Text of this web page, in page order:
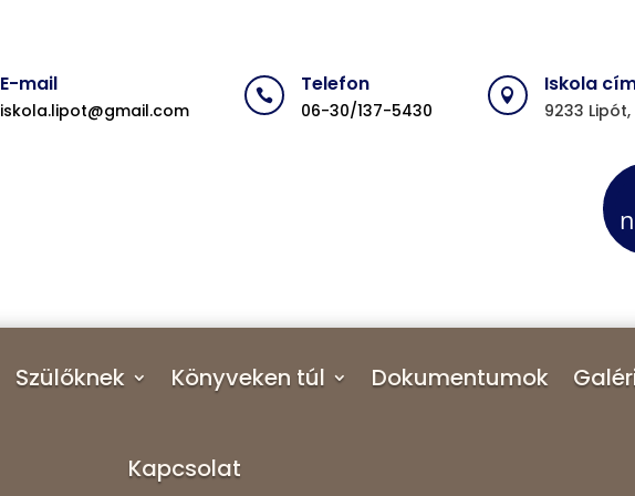
E-mail
iskola.lipot@gmail.com
 Telefon
06-30/137-5430
 Iskola
9233
Szülőknek Könyveken túl Dokumentumok
Kapcsolat